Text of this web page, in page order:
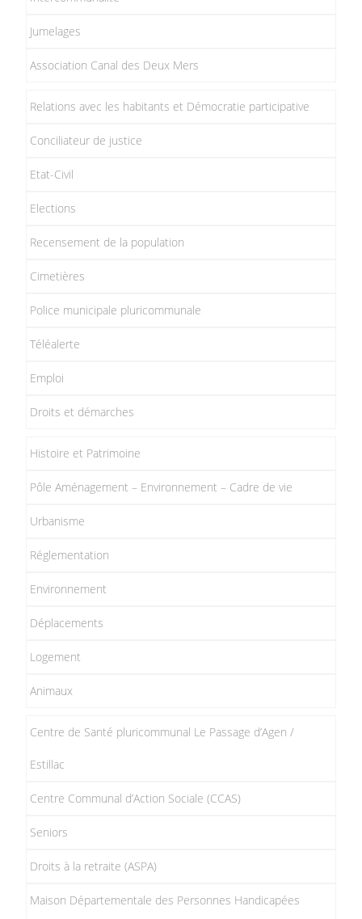
Jumelages
Association Canal des Deux Mers
Relations avec les habitants et Démocratie participative
Conciliateur de justice
Etat-Civil
Elections
Recensement de la population
Cimetières
Police municipale pluricommunale
Téléalerte
Emploi
Droits et démarches
Histoire et Patrimoine
Pôle Aménagement – Environnement – Cadre de vie
Urbanisme
Réglementation
Environnement
Déplacements
Logement
Animaux
Centre de Santé pluricommunal Le Passage d’Agen /
Estillac
Centre Communal d’Action Sociale (CCAS)
Seniors
Droits à la retraite (ASPA)
Maison Départementale des Personnes Handicapées